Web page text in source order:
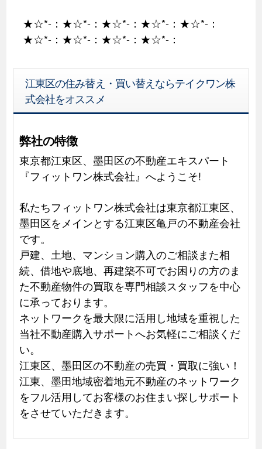
★☆*-：★☆*-：★☆*-：★☆*-：★☆*-：
★☆*-：★☆*-：★☆*-：★☆*-：
江東区の住み替え・買い替えならテイクワン株
式会社をオススメ
弊社の特徴
東京都江東区、墨田区の不動産エキスパート
『フィットワン株式会社』へようこそ!
私たちフィットワン株式会社は東京都江東区、
墨田区をメインとする江東区亀戸の不動産会社
です。
戸建、土地、マンション購入のご相談また相
続、借地や底地、再建築不可でお困りの方のま
た不動産物件の買取を専門相談スタッフを中心
に承っております。
ネットワークを最大限に活用し地域を重視した
当社不動産購入サポートへお気軽にご相談くだ
い。
江東区、墨田区の不動産の売買・買取に強い！
江東、墨田地域密着地元不動産のネットワーク
をフル活用してお客様のお住まい探しサポート
をさせていただきます。